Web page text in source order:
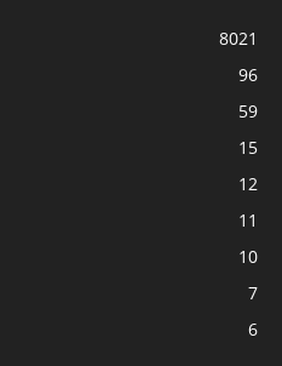
8021
96
59
15
12
11
10
7
6